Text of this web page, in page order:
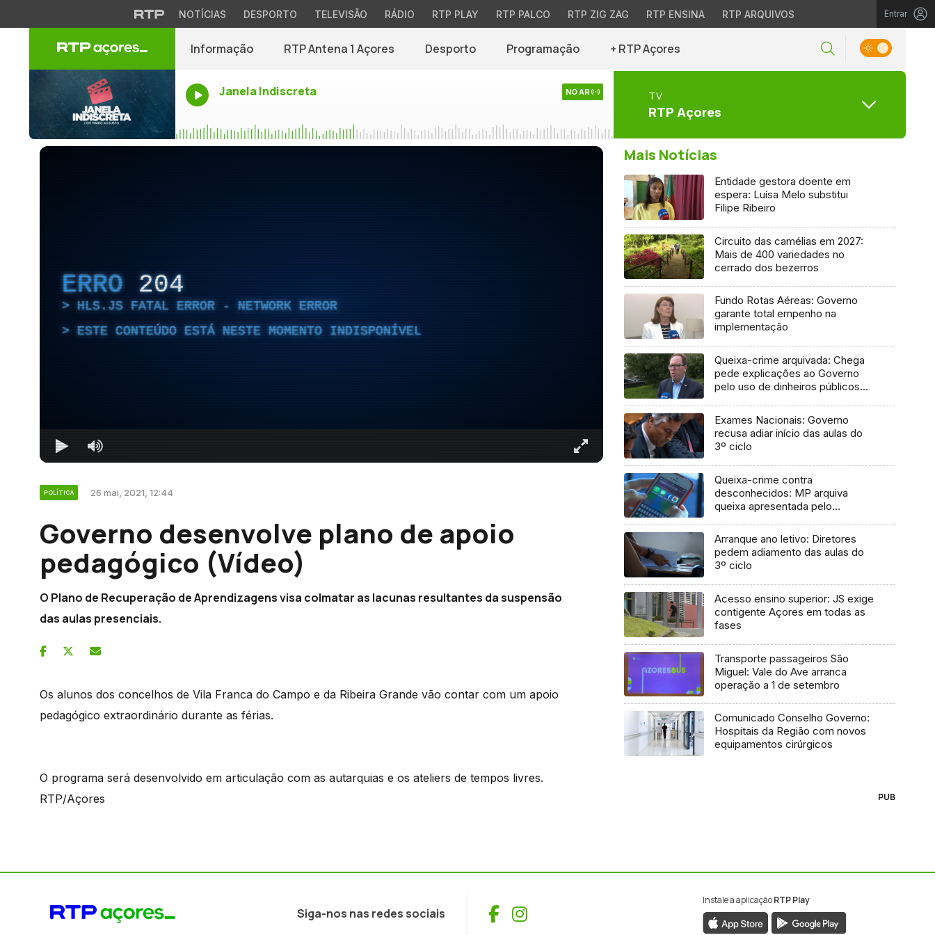
NOTÍCIAS DESPORTO TELEVISÃO RÁDIO RTP PLAY RTP PALCO RTP ZIG ZAG RTP ENSINA RTP ARQUIVOS Entrar
Informação RTP Antena 1 Açores Desporto Programação + RTP Açores
Janela Indiscreta NO AR TV
RTP Açores
ERRO 204
HLS.JS FATAL ERROR - NETWORK ERROR
ESTE CONTEÚDO ESTÁ NESTE MOMENTO INDISPONÍVEL
POLÍTICA 26 mai, 2021, 12:44
Governo desenvolve plano de apoio
pedagógico (Vídeo)
O Plano de Recuperação de Aprendizagens visa colmatar as lacunas resultantes da suspensão
das aulas presenciais.
Os alunos dos concelhos de Vila Franca do Campo e da Ribeira Grande vão contar com um apoio
pedagógico extraordinário durante as férias.
O programa será desenvolvido em articulação com as autarquias e os ateliers de tempos livres.
RTP/Açores
Mais Notícias
Entidade gestora doente em
espera: Luísa Melo substitui
Filipe Ribeiro
Circuito das camélias em 2027:
Mais de 400 variedades no
cerrado dos bezerros
Fundo Rotas Aéreas: Governo
garante total empenho na
implementação
Queixa-crime arquivada: Chega
pede explicações ao Governo
pelo uso de dinheiros públicos
Exames Nacionais: Governo
recusa adiar início das aulas do
3º ciclo
Queixa-crime contra
desconhecidos: MP arquiva
queixa apresentada pelo
Arranque ano letivo: Diretores
pedem adiamento das aulas do
3º ciclo
Acesso ensino superior: JS exige
contigente Açores em todas as
fases
Transporte passageiros São
Miguel: Vale do Ave arranca
operação a 1 de setembro
Comunicado Conselho Governo:
Hospitais da Região com novos
equipamentos cirúrgicos
PUB
Siga-nos nas redes sociais Facebook
Instagram
Instale a aplicaçãoRTP Play